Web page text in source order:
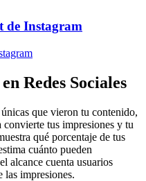
de Instagram
Redes Sociales
que vieron tu contenido,
tus impresiones y tu
qué porcentaje de tus
cuánto pueden
alcance cuenta usuarios
las impresiones.